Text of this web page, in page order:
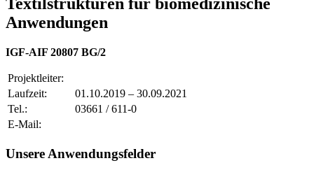
Textilstrukturen für biomedizinische
Anwendungen
IGF-AIF 20807 BG/2
Projektleiter:
Laufzeit:
01.10.2019 – 30.09.2021
Tel.:
03661 / 611-0
E-Mail:
Unsere Anwendungsfelder